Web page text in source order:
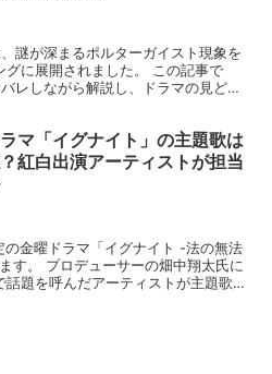
謎が深まるポルターガイスト現象を
に展開されました。 この記事で
レしながら解説し、ドラマの見どこ
ラマ「イグナイト」の主題歌は
紅白出演アーティストが担当
金曜ドラマ「イグナイト -法の無法
す。 プロデューサーの畑中翔太氏に
題を呼んだアーティストが主題歌を